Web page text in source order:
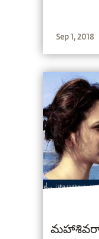
Sep 1, 2018